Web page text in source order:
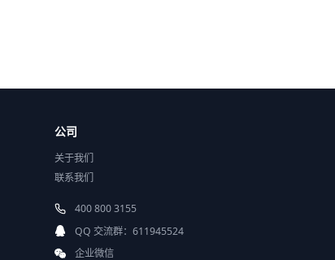
公司
关于我们
联系我们
400 800 3155
QQ 交流群：611945524
企业微信